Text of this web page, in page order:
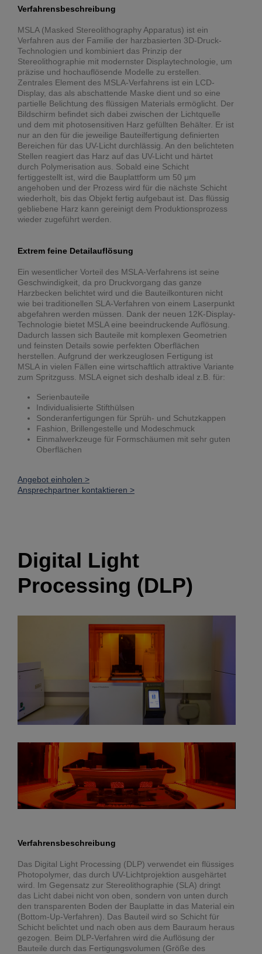
Verfahrensbeschreibung
MSLA (Masked Stereolithography Apparatus) ist ein
Verfahren aus der Familie der harzbasierten 3D-Druck-
Technologien und kombiniert das Prinzip der
Stereolithographie mit modernster Displaytechnologie, um
präzise und hochauflösende Modelle zu erstellen.
Zentrales Element des MSLA-Verfahrens ist ein LCD-
Display, das als abschattende Maske dient und so eine
partielle Belichtung des flüssigen Materials ermöglicht. Der
Bildschirm befindet sich dabei zwischen der Lichtquelle
und dem mit photosensitiven Harz gefüllten Behälter. Er ist
nur an den für die jeweilige Bauteilfertigung definierten
Bereichen für das UV-Licht durchlässig. An den belichteten
Stellen reagiert das Harz auf das UV-Licht und härtet
durch Polymerisation aus. Sobald eine Schicht
fertiggestellt ist, wird die Bauplattform um 50 μm
angehoben und der Prozess wird für die nächste Schicht
wiederholt, bis das Objekt fertig aufgebaut ist. Das flüssig
gebliebene Harz kann gereinigt dem Produktionsprozess
wieder zugeführt werden.
Extrem feine Detailauflösung
Ein wesentlicher Vorteil des MSLA-Verfahrens ist seine
Geschwindigkeit, da pro Druckvorgang das ganze
Harzbecken belichtet wird und die Bauteilkonturen nicht
wie bei traditionellen SLA-Verfahren von einem Laserpunkt
abgefahren werden müssen. Dank der neuen 12K-Display-
Technologie bietet MSLA eine beeindruckende Auflösung.
Dadurch lassen sich Bauteile mit komplexen Geometrien
und feinsten Details sowie perfekten Oberflächen
herstellen. Aufgrund der werkzeuglosen Fertigung ist
MSLA in vielen Fällen eine wirtschaftlich attraktive Variante
zum Spritzguss. MSLA eignet sich deshalb ideal z.B. für:
Serienbauteile
Individualisierte Stifthülsen
Sonderanfertigungen für Sprüh- und Schutzkappen
Fashion, Brillengestelle und Modeschmuck
Einmalwerkzeuge für Formschäumen mit sehr guten
Oberflächen
Angebot einholen >
Ansprechpartner kontaktieren >
Digital Light
Processing (DLP)
Verfahrensbeschreibung
Das Digital Light Processing (DLP) verwendet ein flüssiges
Photopolymer, das durch UV-Lichtprojektion ausgehärtet
wird. Im Gegensatz zur Stereolithographie (SLA) dringt
das Licht dabei nicht von oben, sondern von unten durch
den transparenten Boden der Bauplatte in das Material ein
(Bottom-Up-Verfahren). Das Bauteil wird so Schicht für
Schicht belichtet und nach oben aus dem Bauraum heraus
gezogen. Beim DLP-Verfahren wird die Auflösung der
Bauteile durch das Fertigungsvolumen (Größe des